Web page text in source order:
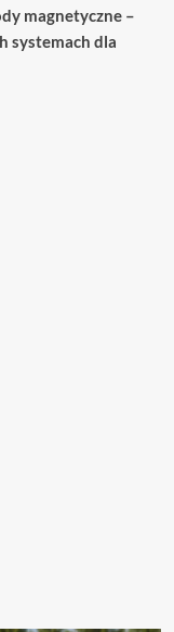
magnetyczne –
systemach dla